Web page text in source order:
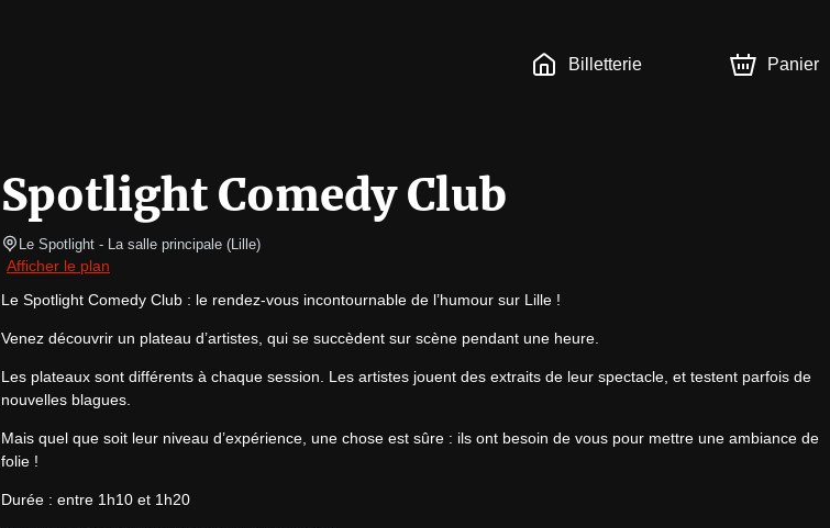
Billetterie Panier
Spotlight Comedy Club
Le Spotlight - La salle principale (Lille)
Afficher le plan
Le Spotlight Comedy Club : le rendez-vous incontournable de l’humour sur Lille !
Venez découvrir un plateau d’artistes, qui se succèdent sur scène pendant une heure.
Les plateaux sont différents à chaque session. Les artistes jouent des extraits de leur spectacle, et testent parfois de
nouvelles blagues.
Mais quel que soit leur niveau d’expérience, une chose est sûre : ils ont besoin de vous pour mettre une ambiance de
folie !
Durée : entre 1h10 et 1h20